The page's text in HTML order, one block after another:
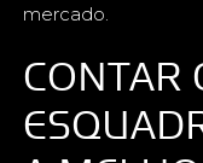
mercado.
CONTAR